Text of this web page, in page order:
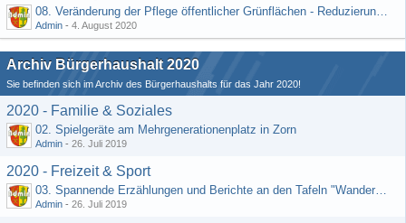
08. Veränderung der Pflege öffentlicher Grünflächen - Reduzierung der Kosten (Schriftlicher Vorschlag von Hr. Rädiker vom 24.07.2020)
Admin - 4. August 2020
Archiv Bürgerhaushalt 2020
Sie befinden sich im Archiv des Bürgerhaushalts für das Jahr 2020!
2020 - Familie & Soziales
02. Spielgeräte am Mehrgenerationenplatz in Zorn
Admin - 26. Juli 2019
2020 - Freizeit & Sport
03. Spannende Erzählungen und Berichte an den Tafeln "Wandernetz Wisper Trails"
Admin - 26. Juli 2019